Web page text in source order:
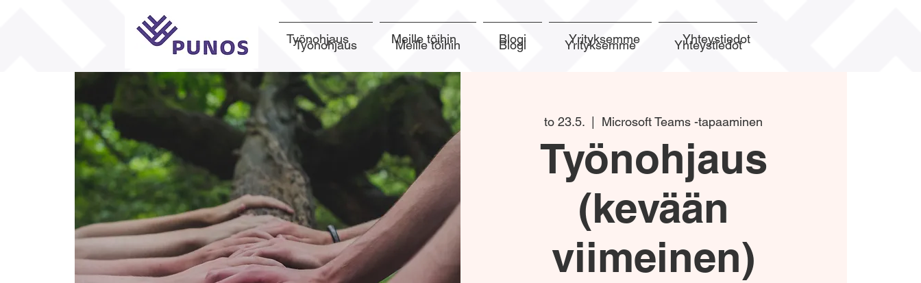
Työnohjaus Meille töihin Blogi Yrityksemme Yhteystiedot
Työnohjaus Meille töihin Blogi Yrityksemme Yhteystiedot
to 23.5. Microsoft Teams -tapaaminen
Työnohjaus
(kevään
viimeinen)